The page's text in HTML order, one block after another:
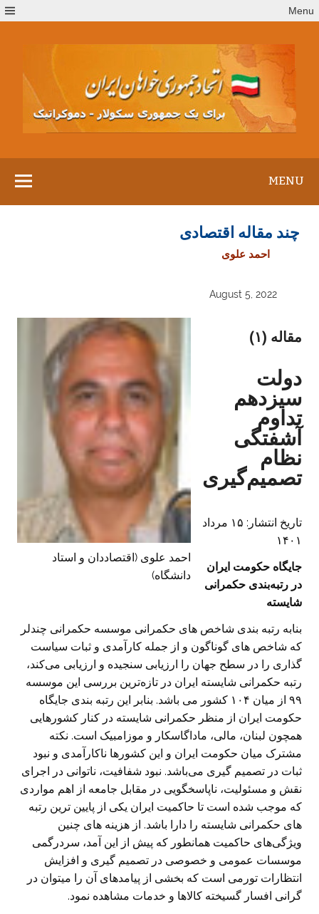
to
Menu
MENU
چند مقاله اقتصادی
احمد علوی
August 5, 2022
احمد علوی (اقتصاددان و استاد
دانشگاه)
مقاله (۱)
دولت
سیزدهم
تداوم
آشفتگی
نظام
تصمیم‌گیری
تاریخ انتشار: ۱۵ مرداد
۱۴۰۱
جایگاه حکومت ایران
در رتبه‌بندی حکمرانی
شایسته
بنابه رتبه بندی شاخص های حکمرانی موسسه حکمرانی چندلر
که شاخص های گوناگون و از جمله کارآمدی و ثبات سیاست
گذاری را در سطح جهان را ارزیابی سنجیده و ارزیابی می‌کند،
رتبه حکمرانی شایسته ایران در تازه‌ترین بررسی این موسسه
۹۹ از میان ۱۰۴ کشور می باشد. بنابر این رتبه بندی جایگاه
حکومت ایران از منظر حکمرانی شایسته در کنار کشورهایی
همچون لبنان، مالی، ماداگاسکار و موزامبیک است. نکته
مشترک میان حکومت ایران و این کشورها ناکارآمدی و نبود
ثبات در تصمیم گیری می‌باشد. نبود شفافیت، ناتوانی در اجرای
نقش و مسئولیت، ناپاسخگویی در مقابل جامعه از اهم مواردی
که موجب شده است تا حاکمیت ایران یکی از پایین ترین رتبه
های حکمرانی شایسته را دارا باشد. از هزینه های چنین
ویژگی‌های حاکمیت همانطور که پیش از این آمد، سردرگمی
موسسات عمومی و خصوصی در تصمیم گیری و افزایش
انتظارات تورمی است که بخشی از پیامدهای آن را میتوان در
گرانی افسار گسیخته کالاها و خدمات مشاهده نمود.